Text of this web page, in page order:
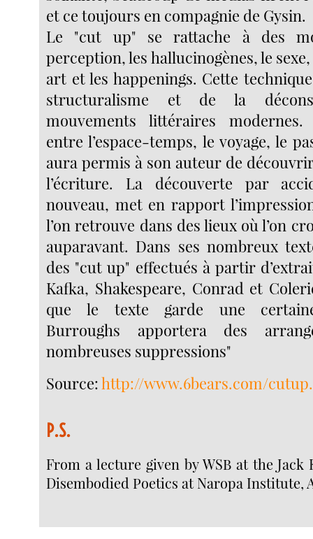
et ce toujours en compagnie de Gysin.
Le "cut up" se rattache à des
perception, les hallucinogènes, le
art et les happenings. Cette
structuralisme et de la
mouvements littéraires
entre l’espace-temps, le voyage, le
aura permis à son auteur de
l’écriture. La découverte par
nouveau, met en rapport
l’on retrouve dans des lieux où l’on
auparavant. Dans ses nombreux
des "cut up" effectués à partir
Kafka, Shakespeare, Conrad et
que le texte garde une
Burroughs apportera des
nombreuses suppressions"
Source:http://www.6bears.com/
P.S.
From a lecture given by WSB at the Jack
Disembodied Poetics at Naropa Institute,